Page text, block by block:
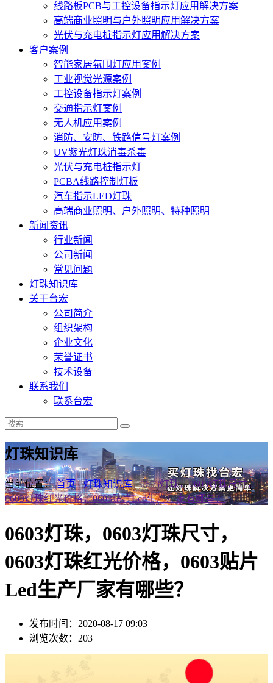
线路板PCB与工控设备指示灯应用解决方案
高端商业照明与户外照明应用解决方案
光伏与充电桩指示灯应用解决方案
客户案例
智能家居氛围灯应用案例
工业视觉光源案例
工控设备指示灯案例
交通指示灯案例
无人机应用案例
消防、安防、铁路信号灯案例
UV紫光灯珠消毒杀毒
光伏与充电桩指示灯
PCBA线路控制灯板
汽车指示LED灯珠
高端商业照明、户外照明、特种照明
新闻资讯
行业新闻
公司新闻
常见问题
灯珠知识库
关于台宏
公司简介
组织架构
企业文化
荣誉证书
技术设备
联系我们
联系台宏
灯珠知识库
当前位置：首页-灯珠知识库-0603灯珠，0603灯珠尺寸，
0603灯珠红光价格，0603贴片Led生产厂家有哪些？
0603灯珠，0603灯珠尺寸，
0603灯珠红光价格，0603贴片
Led生产厂家有哪些？
发布时间：2020-08-17 09:03
浏览次数：203